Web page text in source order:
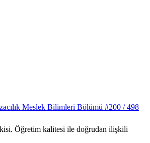
Meslek Bilimleri Bölümü #200 / 498
Öğretim kalitesi ile doğrudan ilişkili